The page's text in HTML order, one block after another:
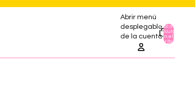
Abrir menú
desplegable
de la cuenta
Total de
artículos
en el
carrito: 0